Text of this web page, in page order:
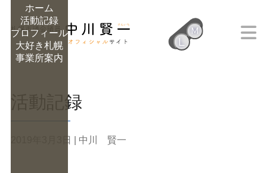
M
L
ホーム
活動記録
プロフィール
大好き札幌
事業所案内
活動記録
2019年3月3日 | 中川 賢一